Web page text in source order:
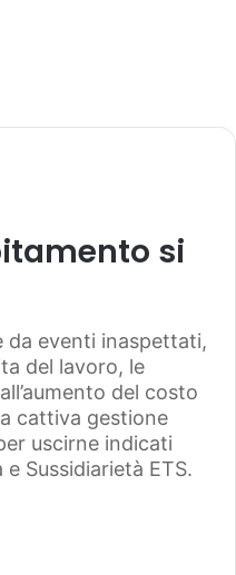
si
da eventi inaspettati,
del lavoro, le
del costo
cattiva gestione
uscirne indicati
Sussidiarietà ETS.